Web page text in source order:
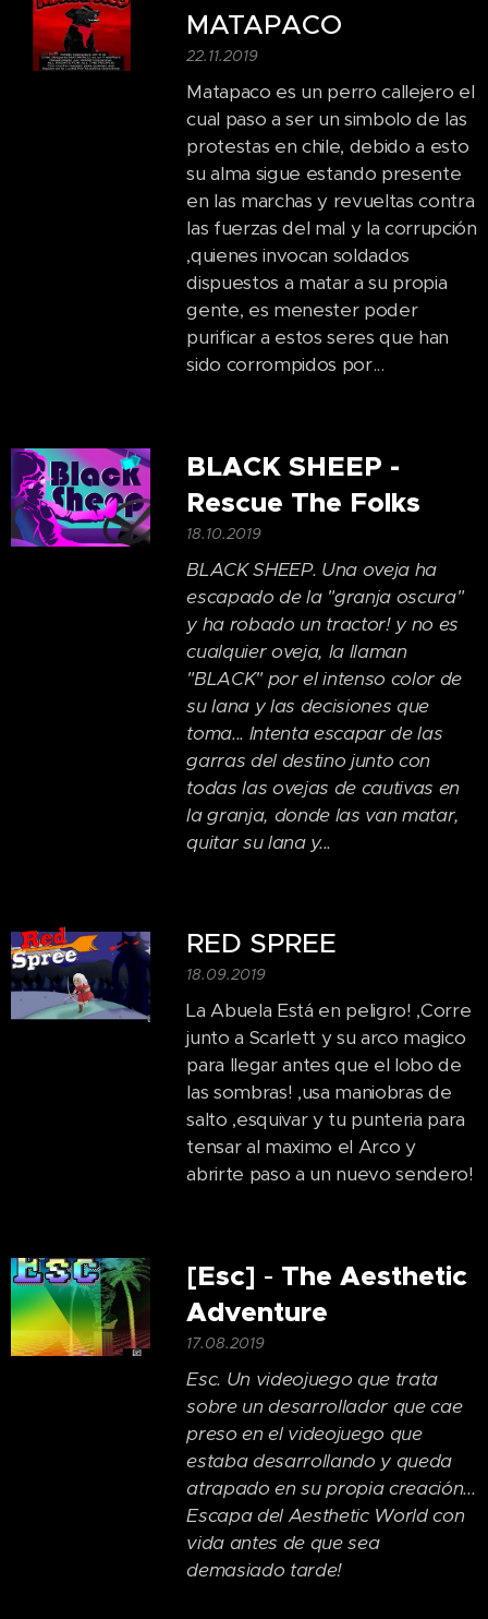
MATAPACO
22.11.2019
Matapaco es un perro callejero el
cual paso a ser un simbolo de las
protestas en chile, debido a esto
su alma sigue estando presente
en las marchas y revueltas contra
las fuerzas del mal y la corrupción
,quienes invocan soldados
dispuestos a matar a su propia
gente, es menester poder
purificar a estos seres que han
sido corrompidos por...
BLACK SHEEP -
Rescue The Folks
18.10.2019
BLACK SHEEP. Una oveja ha
escapado de la "granja oscura"
y ha robado un tractor! y no es
cualquier oveja, la llaman
"BLACK" por el intenso color de
su lana y las decisiones que
toma... Intenta escapar de las
garras del destino junto con
todas las ovejas de cautivas en
la granja, donde las van matar,
quitar su lana y...
RED SPREE
18.09.2019
La Abuela Está en peligro! ,Corre
junto a Scarlett y su arco magico
para llegar antes que el lobo de
las sombras! ,usa maniobras de
salto ,esquivar y tu punteria para
tensar al maximo el Arco y
abrirte paso a un nuevo sendero!
[Esc] - The Aesthetic
Adventure
17.08.2019
Esc. Un videojuego que trata
sobre un desarrollador que cae
preso en el videojuego que
estaba desarrollando y queda
atrapado en su propia creación...
Escapa del Aesthetic World con
vida antes de que sea
demasiado tarde!